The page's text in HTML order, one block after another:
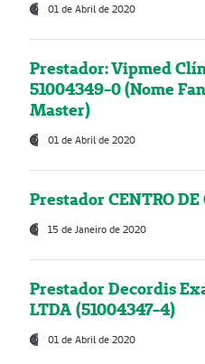
01 de Abril de 2020
Prestador: Vipmed
51004349-0 (Nome
Master)
01 de Abril de 2020
Prestador CENTRO DE
15 de Janeiro de 2020
Prestador Decordis
LTDA (51004347-4)
01 de Abril de 2020